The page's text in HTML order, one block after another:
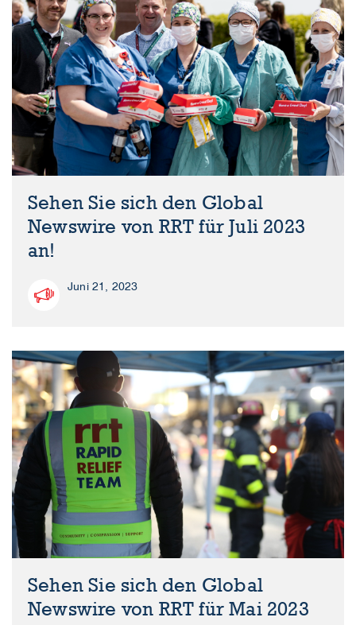
Sehen Sie sich den Global
Newswire von RRT für Juli 2023
an!
Juni 21, 2023
Sehen Sie sich den Global
Newswire von RRT für Mai 2023